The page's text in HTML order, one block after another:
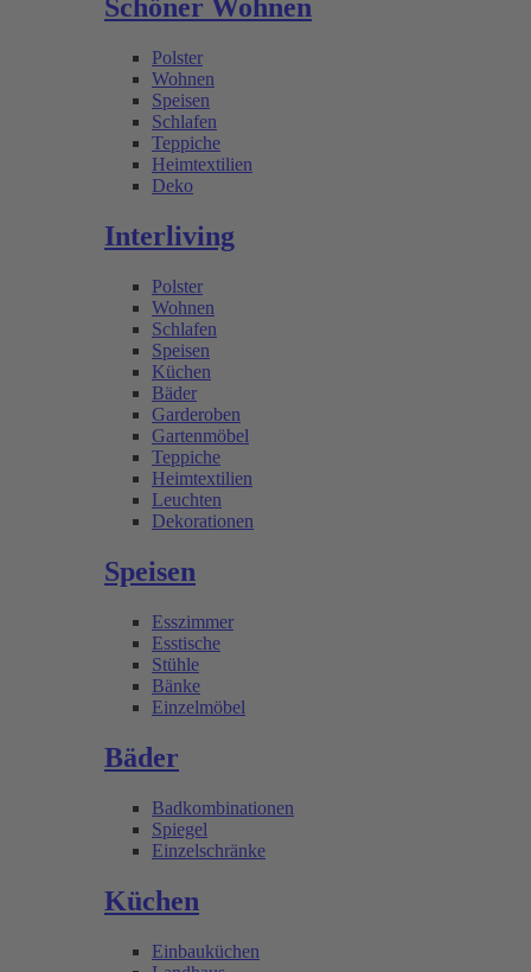
Schöner Wohnen
Polster
Wohnen
Speisen
Schlafen
Teppiche
Heimtextilien
Deko
Interliving
Polster
Wohnen
Schlafen
Speisen
Küchen
Bäder
Garderoben
Gartenmöbel
Teppiche
Heimtextilien
Leuchten
Dekorationen
Speisen
Esszimmer
Esstische
Stühle
Bänke
Einzelmöbel
Bäder
Badkombinationen
Spiegel
Einzelschränke
Küchen
Einbauküchen